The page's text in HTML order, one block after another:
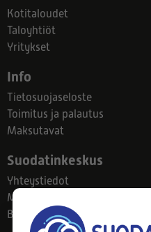
Kotitaloudet
Taloyhtiöt
Yritykset
Info
Tietosuojaseloste
Toimitus ja palautus
Maksutavat
Suodatinkeskus
Yhteystiedot
Meistä
Blogi